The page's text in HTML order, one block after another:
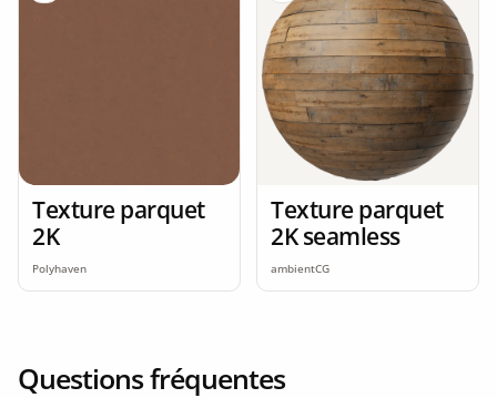
Texture parquet
2K
Polyhaven
Texture parquet
2K seamless
ambientCG
Questions fréquentes